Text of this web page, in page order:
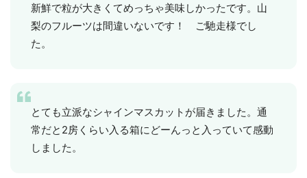
新鮮で粒が大きくてめっちゃ美味しかったです。山
梨のフルーツは間違いないです！ ご馳走様でし
た。
とても立派なシャインマスカットが届きました。通
常だと2房くらい入る箱にどーんっと入っていて感動
しました。